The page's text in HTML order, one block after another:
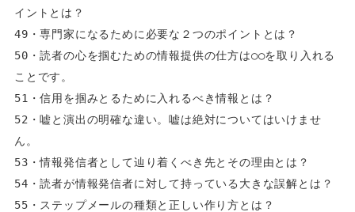
イントとは？
49・専門家になるために必要な２つのポイントとは？
50・読者の心を掴むための情報提供の仕方は○○を取り入れる
ことです。
51・信用を掴みとるために入れるべき情報とは？
52・嘘と演出の明確な違い。嘘は絶対についてはいけませ
ん。
53・情報発信者として辿り着くべき先とその理由とは？
55・ステップメールの種類と正しい作り方とは？